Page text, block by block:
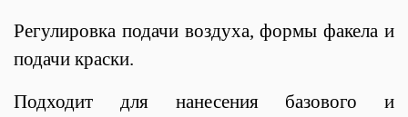
Регулировка подачи воздуха, формы факела и
подачи краски.
Подходит для нанесения базового и